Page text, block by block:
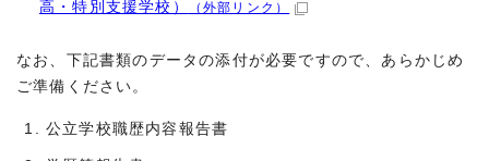
高・特別支援学校）
（外部リンク）
なお、下記書類のデータの添付が必要ですので、あらかじめ
ご準備ください。
公立学校職歴内容報告書